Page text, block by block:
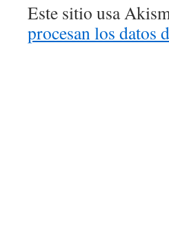
Este sitio usa
procesan los datos